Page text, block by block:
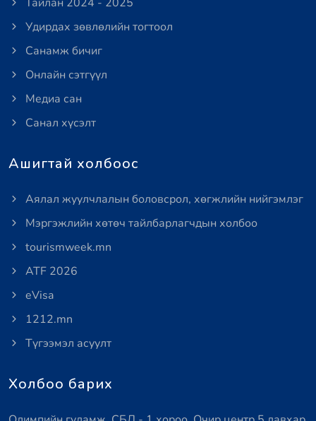
Удирдах зөвлөлийн тогтоол
Санамж бичиг
Онлайн сэтгүүл
Медиа сан
Санал хүсэлт
Ашигтай холбоос
Аялал жуулчлалын боловсрол, хөгжлийн нийгэмлэг
Мэргэжлийн хөтөч тайлбарлагчдын холбоо
tourismweek.mn
ATF 2026
eVisa
1212.mn
Түгээмэл асуулт
Холбоо барих